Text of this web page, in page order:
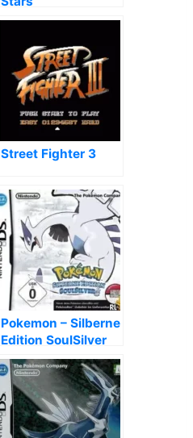
Street Fighter 3
Pokemon – Silberne
Edition SoulSilver